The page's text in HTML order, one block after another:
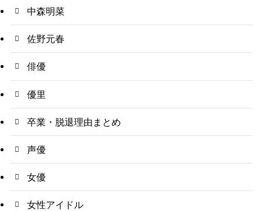
中森明菜
佐野元春
俳優
優里
卒業・脱退理由まとめ
声優
女優
女性アイドル